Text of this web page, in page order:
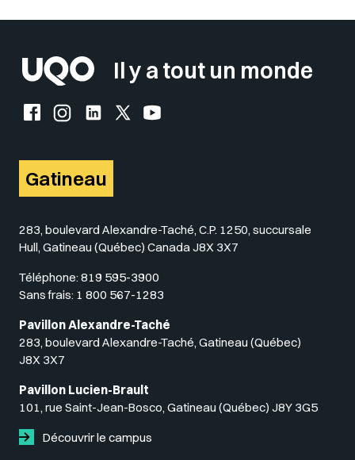
Il y a tout un monde
Facebook de l'UQO
Instagram de l'UQO
LinkedIn de l'UQO
X (Twitter) de l'UQO
YouTube de l'UQO
Gatineau
283, boulevard Alexandre-Taché, C.P. 1250, succursale
Hull, Gatineau (Québec) Canada J8X 3X7
Téléphone: 819 595-3900
Sans frais: 1 800 567-1283
Pavillon Alexandre-Taché
283, boulevard Alexandre-Taché, Gatineau (Québec)
J8X 3X7
Pavillon Lucien-Brault
101, rue Saint-Jean-Bosco, Gatineau (Québec) J8Y 3G5
Découvrir le campus